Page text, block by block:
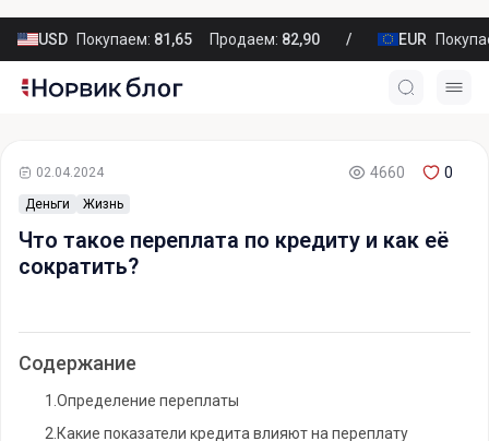
USD Покупаем: 81,65 Продаем: 82,90 EUR
Деньги Жизнь
02.04.2024 4660 0
Что такое переплата по кредиту и как её
сократить?
Содержание
1. Определение переплаты
2. Какие показатели кредита влияют на переплату